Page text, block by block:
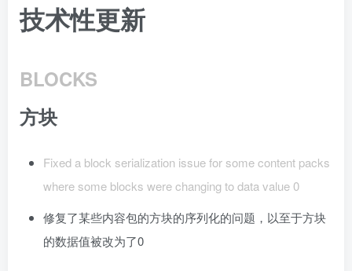
技术性更新
BLOCKS
方块
Fixed a block serialization issue for some content packs
where some blocks were changing to data value 0
修复了某些内容包的方块的序列化的问题，以至于方块
的数据值被改为了0